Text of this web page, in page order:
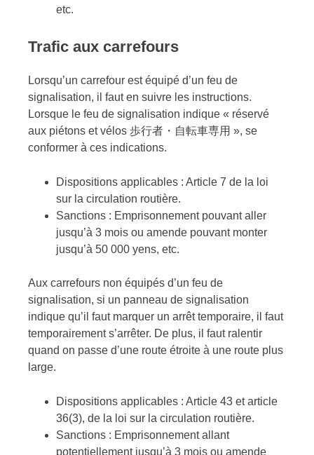
etc.
Trafic aux carrefours
Lorsqu’un carrefour est équipé d’un feu de
signalisation, il faut en suivre les instructions.
Lorsque le feu de signalisation indique « réservé
aux piétons et vélos 歩行者・自転車専用 », se
conformer à ces indications.
Dispositions applicables : Article 7 de la loi
sur la circulation routière.
Sanctions : Emprisonnement pouvant aller
jusqu’à 3 mois ou amende pouvant monter
jusqu’à 50 000 yens, etc.
Aux carrefours non équipés d’un feu de
signalisation, si un panneau de signalisation
indique qu’il faut marquer un arrêt temporaire, il faut
temporairement s’arrêter. De plus, il faut ralentir
quand on passe d’une route étroite à une route plus
large.
Dispositions applicables : Article 43 et article
36(3), de la loi sur la circulation routière.
Sanctions : Emprisonnement allant
potentiellement jusqu’à 3 mois ou amende